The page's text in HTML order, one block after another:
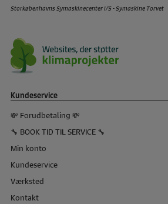
Storkøbenhavns Symaskinecenter I/S - Symaskine Torvet
Kundeservice
💸 Forudbetaling 💸
🔧 BOOK TID TIL SERVICE 🔧
Min konto
Kundeservice
Værksted
Kontakt